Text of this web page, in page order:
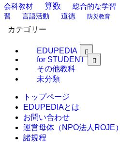
会科教材
算数 総合的な学習
習
言語活動 道徳 防災教育
カテゴリー
EDUPEDIA
for STUDENT
その他教科
未分類
トップページ
EDUPEDIAとは
お問い合わせ
運営母体（NPO法人ROJE）
諸規程